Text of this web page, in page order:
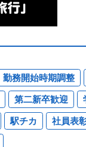
勤務開始時期調整
第二新卒歓迎
駅チカ 社員表